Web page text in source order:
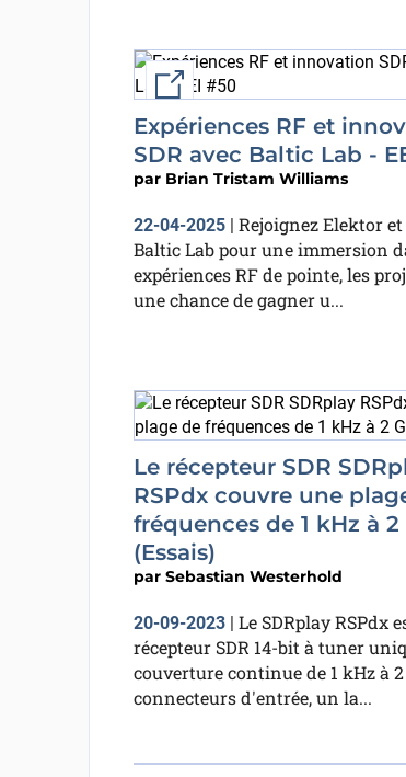
External link
Expériences RF et
SDR avec Baltic Lab -
par Brian Tristam Williams
22-04-2025| Rejoignez Elektor
Baltic Lab pour une immersion
expériences RF de pointe, les
une chance de gagner u...
Le récepteur SDR
RSPdx couvre une
fréquences de 1 kHz à 2
(Essais)
par Sebastian Westerhold
20-09-2023| Le SDRplay RSPdx
récepteur SDR 14-bit à tuner
couverture continue de 1 kHz à
connecteurs d'entrée, un la...